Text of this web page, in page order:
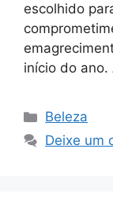
escolhido
início do
Categorias
Beleza
Deixe um